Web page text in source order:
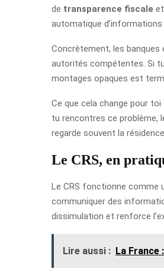
de transparence fiscale
automatique d’informations
Concrètement, les
autorités compétentes. Si
montages opaques est
Ce que cela change pour
tu rencontres ce problème,
regarde souvent la
Le CRS, en
Le CRS fonctionne comme
communiquer des
dissimulation et renforce
Lire aussi : La France